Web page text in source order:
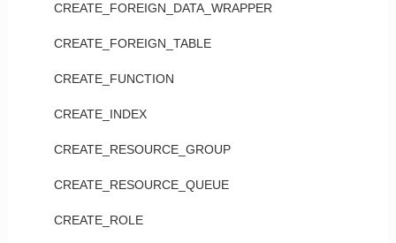
CREATE_FOREIGN_DATA_WRAPPER
CREATE_FOREIGN_TABLE
CREATE_FUNCTION
CREATE_INDEX
CREATE_RESOURCE_GROUP
CREATE_RESOURCE_QUEUE
CREATE_ROLE